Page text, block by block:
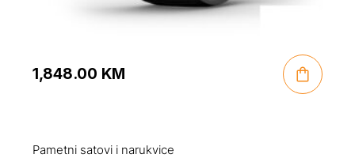
1,848.00 KM
Pametni satovi i narukvice